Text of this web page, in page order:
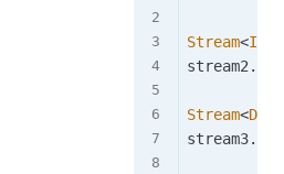
Stream<
stream2 .
Stream<
stream3.